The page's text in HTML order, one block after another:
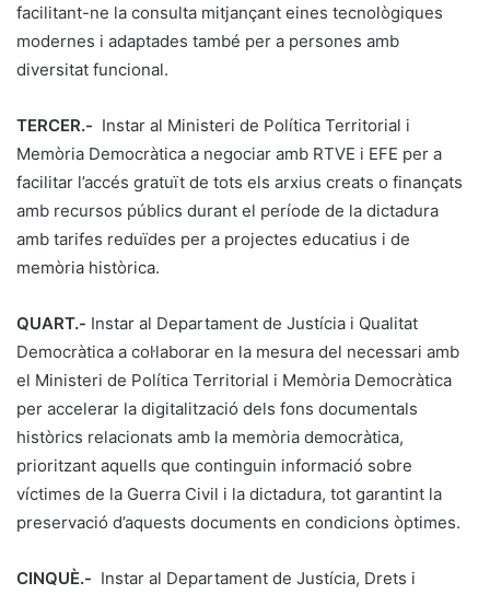
facilitant-ne la consulta mitjançant eines tecnològiques
modernes i adaptades també per a persones amb
diversitat funcional.
TERCER.- Instar al Ministeri de Política Territorial i
Memòria Democràtica a negociar amb RTVE i EFE per a
facilitar l’accés gratuït de tots els arxius creats o finançats
amb recursos públics durant el període de la dictadura
amb tarifes reduïdes per a projectes educatius i de
memòria històrica.
QUART.- Instar al Departament de Justícia i Qualitat
Democràtica a col·laborar en la mesura del necessari amb
el Ministeri de Política Territorial i Memòria Democràtica
per accelerar la digitalització dels fons documentals
històrics relacionats amb la memòria democràtica,
prioritzant aquells que continguin informació sobre
víctimes de la Guerra Civil i la dictadura, tot garantint la
preservació d’aquests documents en condicions òptimes.
CINQUÈ.- Instar al Departament de Justícia, Drets i